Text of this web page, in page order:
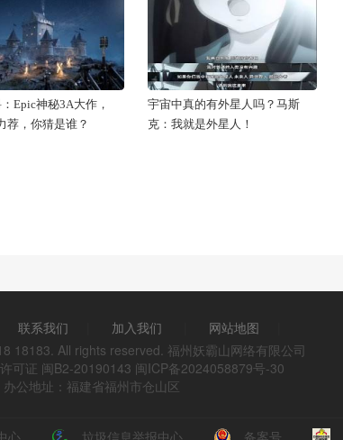
Epic神秘3A大作，
荐，你猜是谁？
宇宙中真的有外星人吗？马斯
克：我就是外星人！
联系我们 加入我们 网站地图
18183. All rights reserved. 福州妖霸山网络有限公司
可证 闽B2-20190143 闽ICP备2024058879号-30
办公地址：福建省福州市仓山区
心 垃圾信息举报中心 备案号